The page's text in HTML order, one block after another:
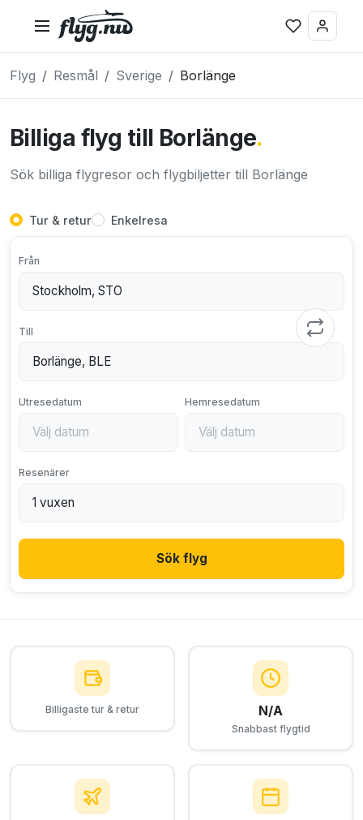
Flyg Resmål Sverige Borlänge
Billiga flyg till Borlänge.
Sök billiga flygresor och flygbiljetter till Borlänge
Tur & retur Enkelresa
Från
Till
Utresedatum Hemresedatum
Resenärer
Sök flyg
Billigaste tur & retur N/A
Snabbast flygtid